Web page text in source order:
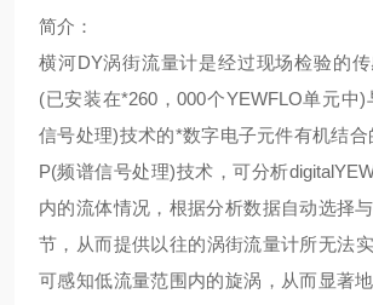
简介：
横河DY涡街流量计是经过现场检验的
(已安装在*260，000个YEWFLO单元中
信号处理)技术的*数字电子元件有机结
P(频谱信号处理)技术，可分析
内的流体情况，根据分析数据自动选择
节，从而提供以往的涡街流量计所无法
可感知低流量范围内的旋涡，从而显著